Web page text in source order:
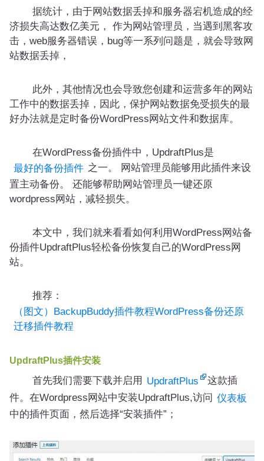
据统计，由于网站数据丢掉和服务器宕机造成的经
济损失高达数亿美元， 作为网站管理员，当遇到黑客攻
击，web服务器错误，bug等一系列问题是，就会导致网
站数据丢掉，
此外，其他情况也会导致您创建和运营多年的网站
工作中的数据丢掉，因此，保护网站数据免受损失的最
好办法就是定时备份WordPress网站文件和数据库。
在WordPress备份插件中，UpdraftPlus是
最好的备份插件 之一。 网站管理员能够用此插件来设
置主动备份。 还能够帮助网站管理员一键还原
wordpress网站，减轻损失。
本文中，我们就来看看如何利用WordPress网站备
份插件UpdraftPlus轻松备份恢复自己的WordPress网
站。
推荐：
（图文）BackupBuddy插件教程WordPress备份还原
迁移插件教程
UpdraftPlus插件安装
首先我们需要下载并启用 UpdraftPlus
这款插
件。在Wordpress网站中安装UpdraftPlus,访问 仪表板
中的插件页面，然后选择“安装插件”；